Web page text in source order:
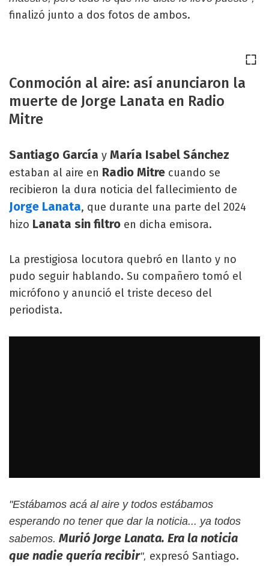
finalizó junto a dos fotos de ambos.
Conmoción al aire: así anunciaron la
muerte de Jorge Lanata en Radio
Mitre
Santiago García y María Isabel Sánchez
estaban al aire en Radio Mitre cuando se
recibieron la dura noticia del fallecimiento de
Jorge Lanata, que durante una parte del 2024
hizo Lanata sin filtro en dicha emisora.
La prestigiosa locutora quebró en llanto y no
pudo seguir hablando. Su compañero tomó el
micrófono y anunció el triste deceso del
periodista.
"Estábamos acá al aire y todos estábamos
esperando no tener que dar la noticia... ya todos
sabemos. Murió Jorge Lanata. Era la noticia
que nadie quería recibir", expresó Santiago.